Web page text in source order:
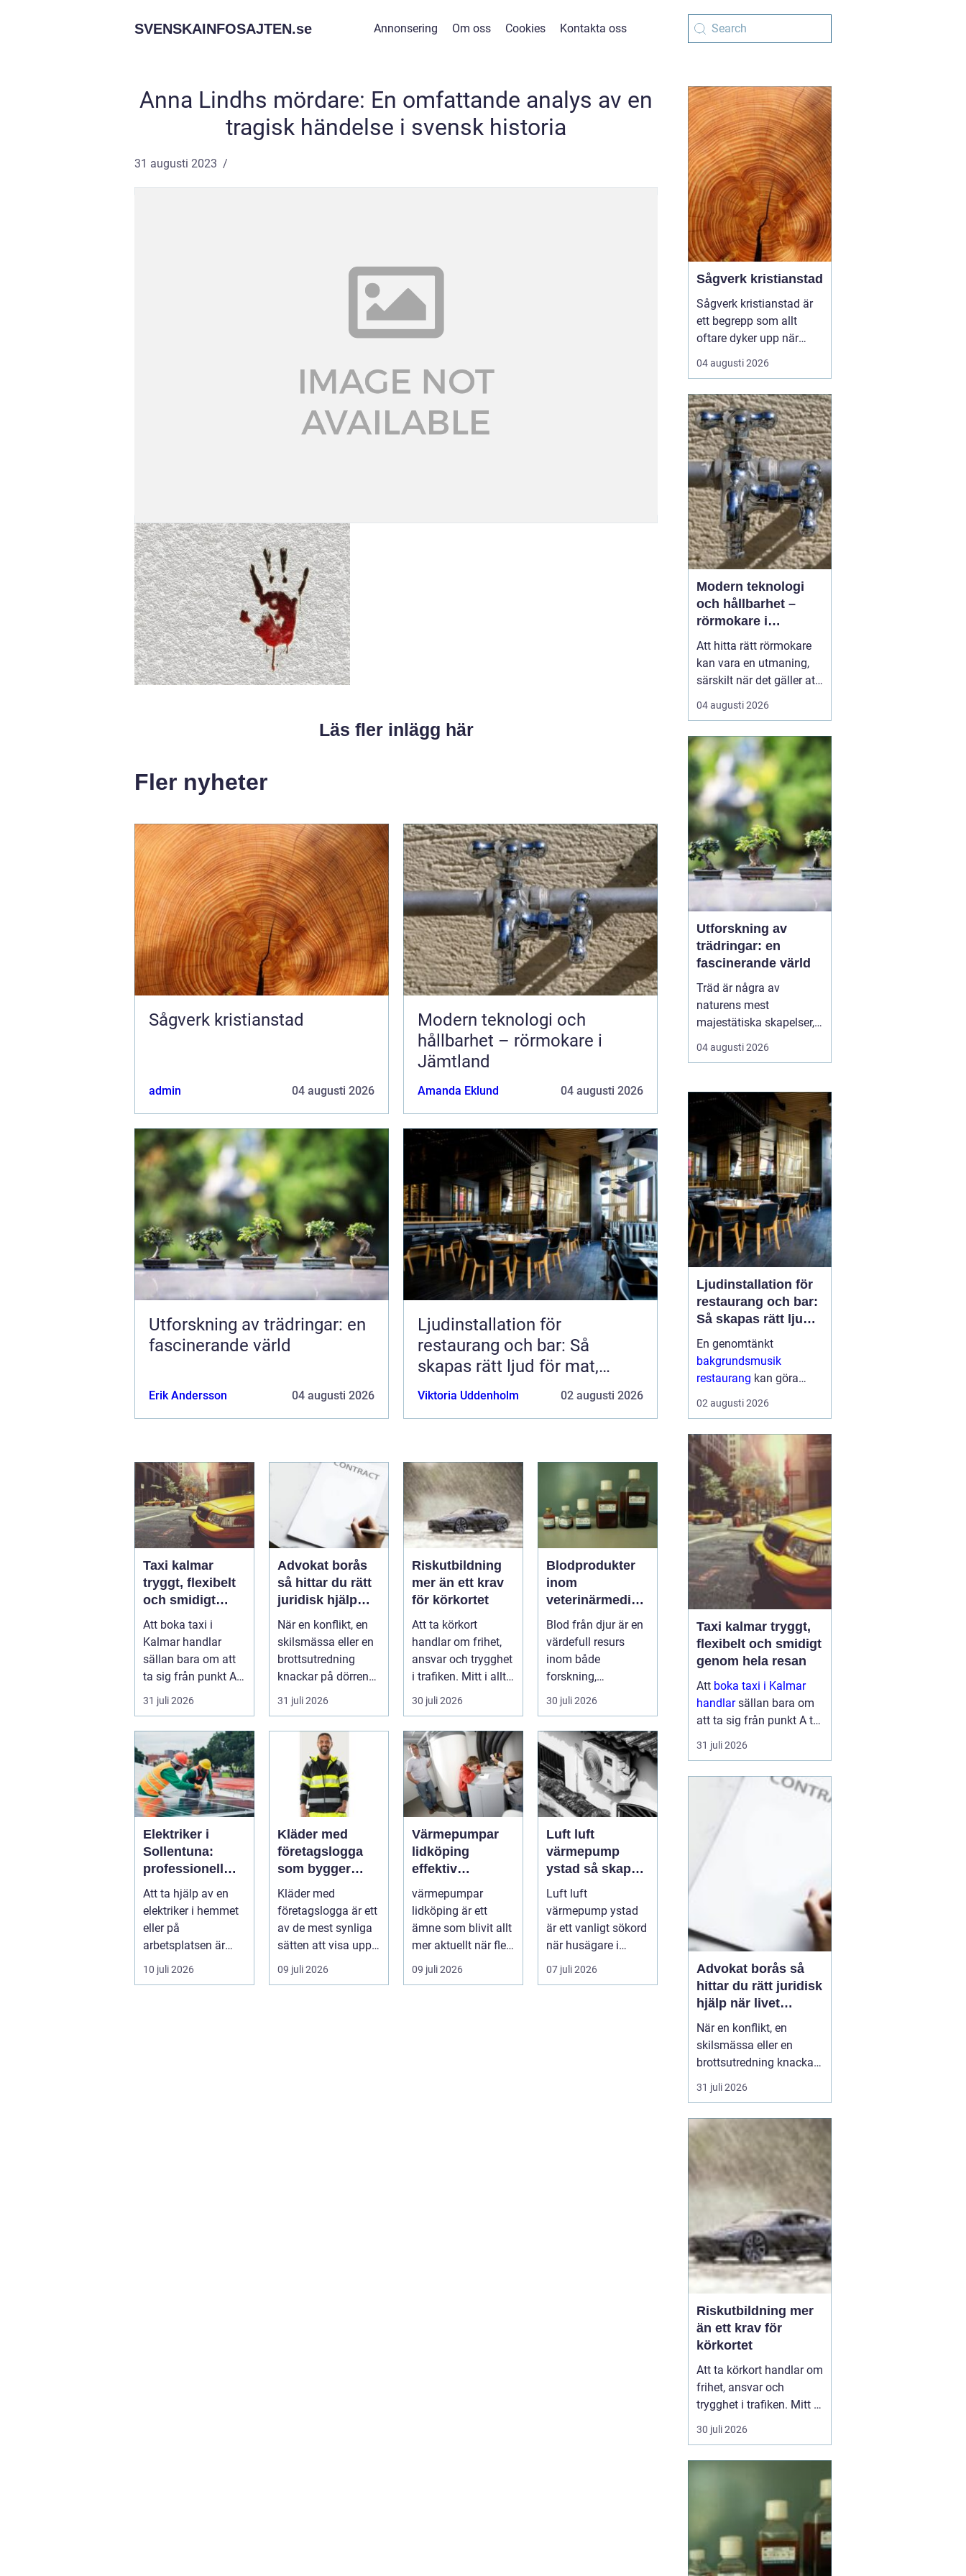
SVENSKAINFOSAJTEN.se Annonsering Om oss Cookies Kontakta oss
Anna Lindhs mördare: En omfattande analys av en
tragisk händelse i svensk historia
31 augusti 2023
Läs fler inlägg här
Fler nyheter
Sågverk kristianstad
admin 04 augusti 2026
Modern teknologi och
hållbarhet – rörmokare i
Jämtland
Amanda Eklund 04 augusti 2026
Utforskning av trädringar: en
fascinerande värld
Erik Andersson 04 augusti 2026
Ljudinstallation för
restaurang och bar: Så
skapas rätt ljud för mat,
dryck och stämning
Viktoria Uddenholm 02 augusti 2026
Taxi kalmar
tryggt, flexibelt
och smidigt
genom hela
resan
Att boka taxi i
Kalmar handlar
sällan bara om att
ta sig från punkt A
till punkt B. För
många är res...
31 juli 2026
Advokat borås
så hittar du rätt
juridisk hjälp
när livet
krånglar
När en konflikt, en
skilsmässa eller en
brottsutredning
knackar på dörren
förändras vardagen
snabbt....
31 juli 2026
Riskutbildning
mer än ett krav
för körkortet
Att ta körkort
handlar om frihet,
ansvar och trygghet
i trafiken. Mitt i allt
detta finns
riskutbild...
30 juli 2026
Blodprodukter
inom
veterinärmedici
n funktion,
kvalitet och
användning
Blod från djur är en
värdefull resurs
inom både
forskning,
diagnostik och
veterinärmedicin.
När blod...
30 juli 2026
Elektriker i
Sollentuna:
professionell
hjälp när du
behöver det
Att ta hjälp av en
elektriker i hemmet
eller på
arbetsplatsen är
ofta en nödv&a...
10 juli 2026
Kläder med
företagslogga
som bygger
varumärke i
vardagen
Kläder med
företagslogga är ett
av de mest synliga
sätten att visa upp
ett varum...
09 juli 2026
Värmepumpar
lidköping
effektiv
uppvärmning för
hus och
fastigheter
värmepumpar
lidköping är ett
ämne som blivit allt
mer aktuellt när fler
fastighetsägare vill
kombine...
09 juli 2026
Luft luft
värmepump
ystad så skapar
du ett behagligt
inomhusklimat
Året om
Luft luft
värmepump ystad
är ett vanligt sökord
när husägare i
sydkustens klimat
vill hitta ett smar...
07 juli 2026
Sågverk kristianstad
Sågverk kristianstad är
ett begrepp som allt
oftare dyker upp när
husbyggare, snickare
och markägare söker
trävaror i nordöstra
skåne. Områdets långa
tradition av skogsbruk
och hantverk har skapat
en stark bas för sågverk
som k...
04 augusti 2026
Modern teknologi
och hållbarhet –
rörmokare i
Jämtland
Att hitta rätt rörmokare
kan vara en utmaning,
särskilt när det gäller att
välja bland många
erbjudanden på en
Jämtland. Kvalificerade
rörmokare är viktiga för
att s&aum...
04 augusti 2026
Utforskning av
trädringar: en
fascinerande värld
Träd är några av
naturens mest
majestätiska skapelser,
och deras årliga
växande lager kan
historia och omgivning.
04 augusti 2026
Ljudinstallation för
restaurang och bar:
Så skapas rätt ljud
för mat, dryck och
stämning
En genomtänkt
bakgrundsmusik
restaurang kan göra
skillnaden mellan en
lokal som gästerna
plats där de g&aum...
02 augusti 2026
Taxi kalmar tryggt,
flexibelt och smidigt
genom hela resan
Att boka taxi i Kalmar
handlarsällan bara om
att ta sig från punkt A till
punkt B. För många är
resan en viktig del av
semestern. En pålitlig
taxiresa kan betyda att
31 juli 2026
Advokat borås så
hittar du rätt juridisk
hjälp när livet
krånglar
När en konflikt, en
skilsmässa eller en
brottsutredning knackar
på dörren förändras
vardagen snabbt.
länge med att kontakta
jurist, ofta av oro för
kostnader eller för att de
inte vet vart de ska
vända sig. Samtidigt kan
31 juli 2026
Riskutbildning mer
än ett krav för
körkortet
Att ta körkort handlar om
frihet, ansvar och
trygghet i trafiken. Mitt i
allt detta finns
riskutbildning, som
tanke: att ge blivande
förare en realistisk bild
av r...
30 juli 2026